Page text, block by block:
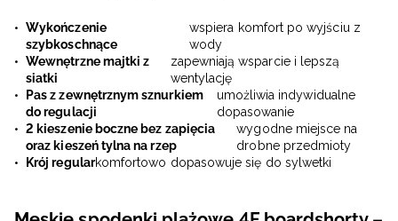
Wykończenie
szybkoschnące
wspiera komfort po wyjściu z
wody
Wewnętrzne majtki z
siatki
zapewniają wsparcie i lepszą
wentylację
Pas z zewnętrznym sznurkiem
do regulacji
umożliwia indywidualne
dopasowanie
2 kieszenie boczne bez zapięcia
oraz kieszeń tylna na rzep
wygodne miejsce na
drobne przedmioty
Krój regularkomfortowo dopasowuje się do sylwetki